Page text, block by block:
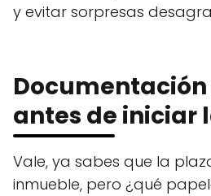
y evitar sorpresas
antes de iniciar
Vale, ya sabes que la
inmueble, pero ¿qué